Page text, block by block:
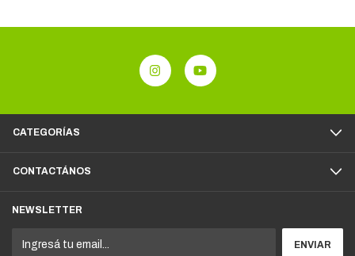
CATEGORÍAS
CONTACTÁNOS
NEWSLETTER